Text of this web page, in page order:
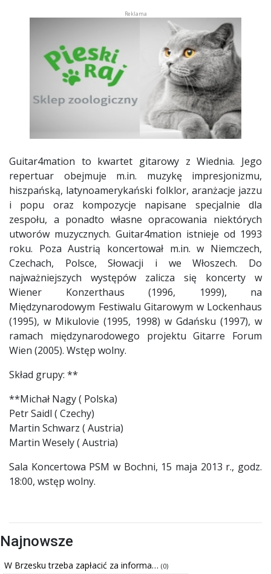
Guitar4mation to kwartet gitarowy z Wiednia. Jego
repertuar obejmuje m.in. muzykę impresjonizmu,
hiszpańską, latynoamerykański folklor, aranżacje jazzu
i popu oraz kompozycje napisane specjalnie dla
zespołu, a ponadto własne opracowania niektórych
utworów muzycznych. Guitar4mation istnieje od 1993
roku. Poza Austrią koncertował m.in. w Niemczech,
Czechach, Polsce, Słowacji i we Włoszech. Do
najważniejszych występów zalicza się koncerty w
Wiener Konzerthaus (1996, 1999), na
Międzynarodowym Festiwalu Gitarowym w Lockenhaus
(1995), w Mikulovie (1995, 1998) w Gdańsku (1997), w
ramach międzynarodowego projektu Gitarre Forum
Wien (2005). Wstęp wolny.
Skład grupy: **
**Michał Nagy ( Polska)
Petr Saidl ( Czechy)
Martin Schwarz ( Austria)
Martin Wesely ( Austria)
Sala Koncertowa PSM w Bochni, 15 maja 2013 r., godz.
18:00, wstęp wolny.
Najnowsze
W Brzesku trzeba zapłacić za informa… (0)